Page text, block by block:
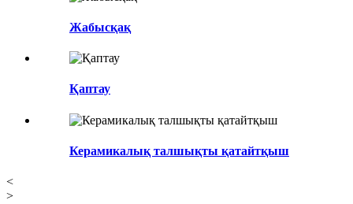
Жабысқақ
Қаптау
Керамикалық талшықты қатайтқыш
<
>